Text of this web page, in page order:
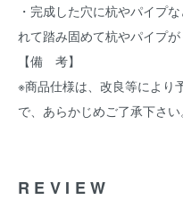
・完成した穴に杭やパイプ
れて踏み固めて杭やパイプ
【備 考】
※商品仕様は、改良等により
で、あらかじめご了承下さい
REVIEW